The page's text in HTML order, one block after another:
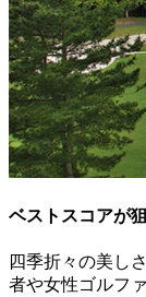
ベストスコアが
四季折々の美し
者や女性ゴルフ